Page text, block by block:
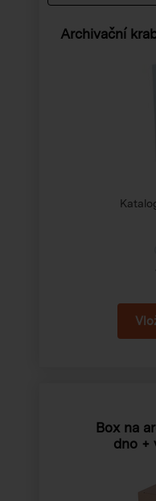
Archivační
Box na
dno +